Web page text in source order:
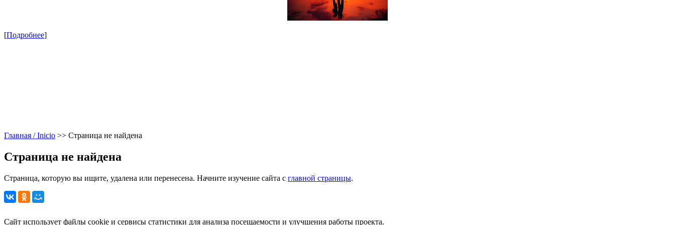
[Подробнее]
Главная / Inicio >> Страница не найдена
Страница не найдена
Страница, которую вы ищите, удалена или перенесена. Начните изучение сайта с главной страницы.
Сайт использует файлы cookie и сервисы статистики для анализа посещаемости и улучшения работы проекта.